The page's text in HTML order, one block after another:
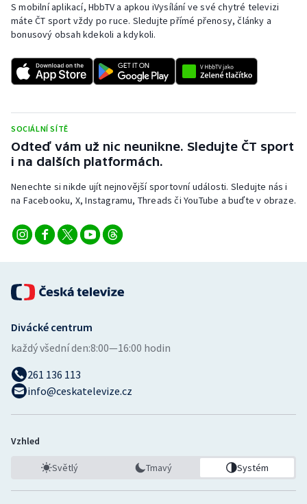
Rychlobruslení
Short track
Sportovní střelba
Stolní tenis
Triatlon
Vodní slalom
S mobilní aplikací, HbbTV a apkou iVysílání ve své chytré televizi
máte ČT sport vždy po ruce. Sledujte přímé přenosy, články a
bonusový obsah kdekoli a kdykoli.
SOCIÁLNÍ SÍTĚ
Odteď vám už nic neunikne. Sledujte ČT sport
i na dalších platformách.
Nenechte si nikde ujít nejnovější sportovní události. Sledujte nás i
na Facebooku, X, Instagramu, Threads či YouTube a buďte v obraze.
Divácké centrum
každý všední den:8:00—16:00 hodin
261 136 113
info@ceskatelevize.cz
Vzhled
Světlý Tmavý Systém